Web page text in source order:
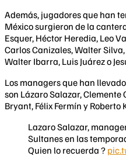
Además, jugadores que han
México surgieron de la
Esquer, Héctor Heredia, Leo
Carlos Canizales, Walter
Walter Ibarra, Luis Juárez o
Los managers que han
son Lázaro Salazar,
Bryant, Félix Fermín y Roberto
Lazaro Salazar,
Sultanes en las
Quien lo recuerda ?